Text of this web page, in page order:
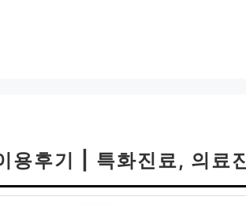
용후기 | 특화진료, 의료